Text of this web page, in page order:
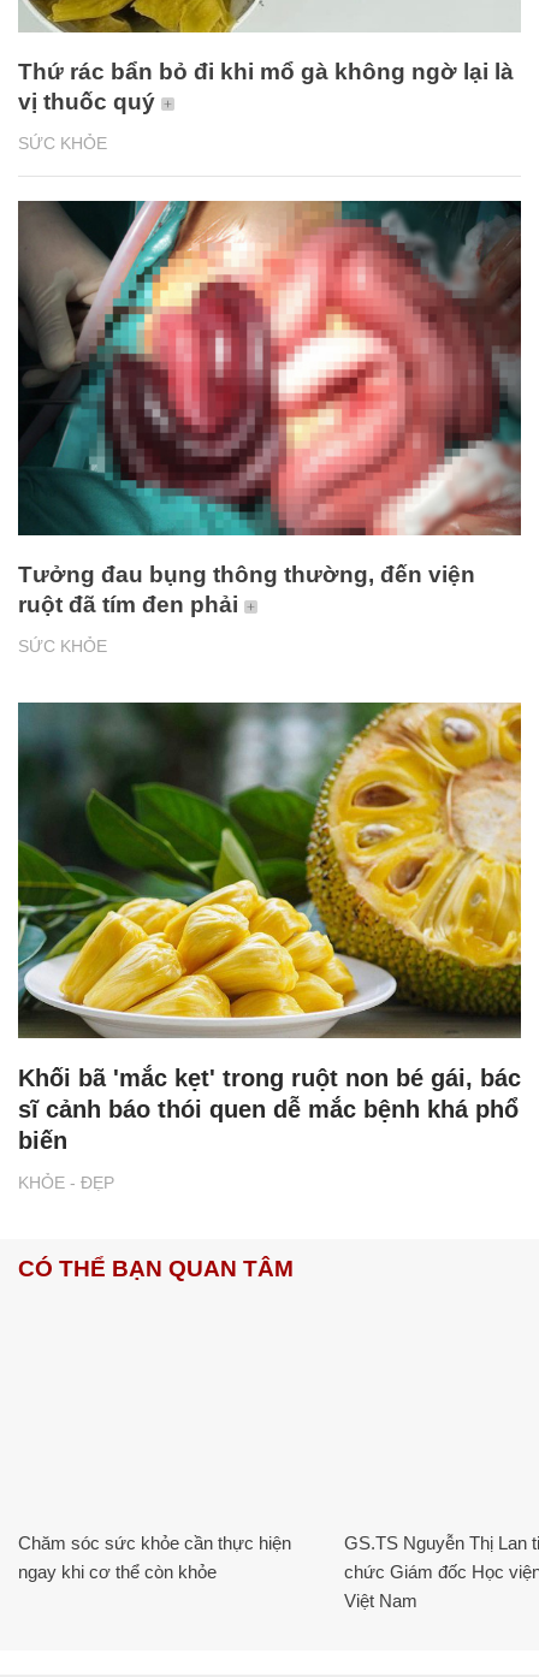
SỨC KHỎE
Thứ rác bẩn bỏ đi khi mổ gà không ngờ lại là
vị thuốc quý
SỨC KHỎE
Tưởng đau bụng thông thường, đến viện
ruột đã tím đen phải
KHỎE - ĐẸP
Khối bã 'mắc kẹt' trong ruột non bé gái, bác
sĩ cảnh báo thói quen dễ mắc bệnh khá phổ
biến
CÓ THỂ BẠN QUAN TÂM
Chăm sóc sức khỏe cần thực hiện
ngay khi cơ thể còn khỏe
GS.TS Nguyễn Thị Lan
chức Giám đốc Học
Việt Nam